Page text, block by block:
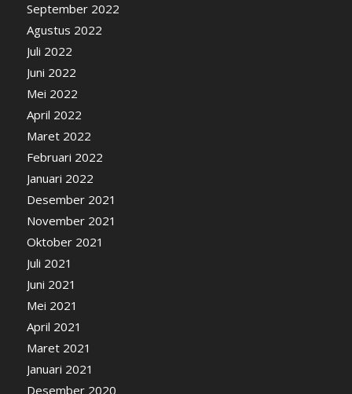
September 2022
Agustus 2022
Juli 2022
Juni 2022
Mei 2022
April 2022
Maret 2022
Februari 2022
Januari 2022
Desember 2021
November 2021
Oktober 2021
Juli 2021
Juni 2021
Mei 2021
April 2021
Maret 2021
Januari 2021
Desember 2020